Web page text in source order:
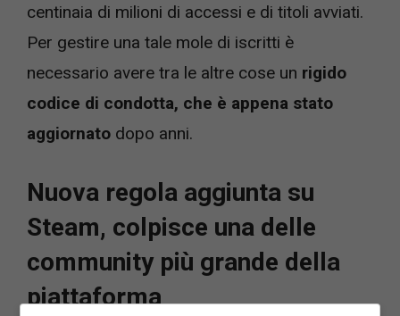
centinaia di milioni di accessi e di titoli avviati.
Per gestire una tale mole di iscritti è
necessario avere tra le altre cose un rigido
codice di condotta, che è appena stato
aggiornato dopo anni.
Nuova regola aggiunta su
Steam, colpisce una delle
community più grande della
piattaforma